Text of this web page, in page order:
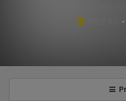
Platz #6